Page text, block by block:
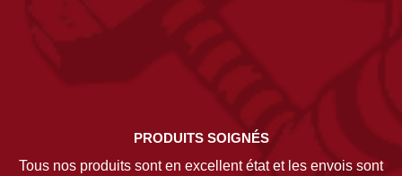
PRODUITS SOIGNÉS
Tous nos produits sont en excellent état et les envois sont